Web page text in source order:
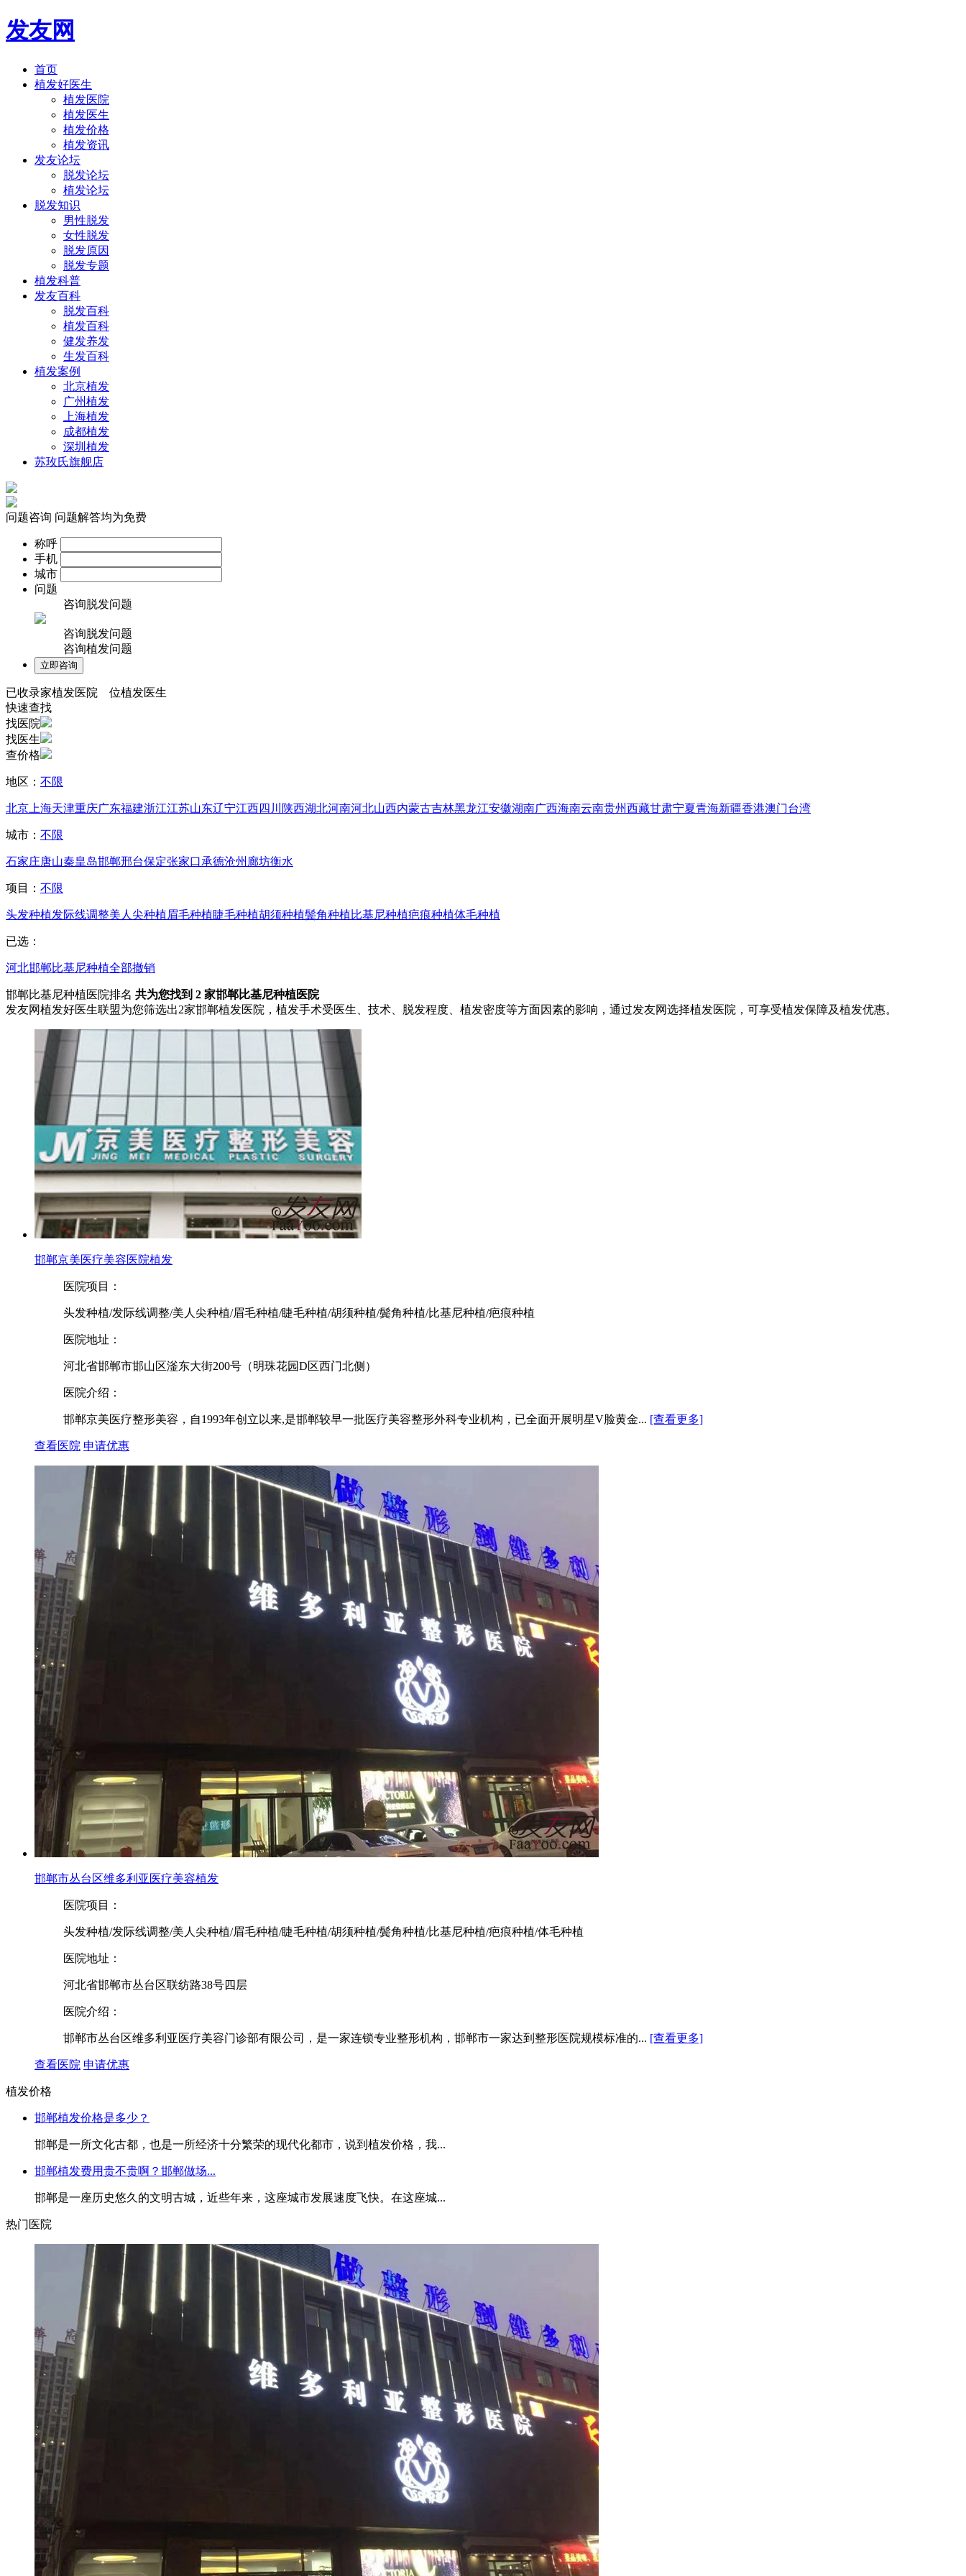
发友网
首页
植发好医生
植发医院
植发医生
植发价格
植发资讯
发友论坛
脱发论坛
植发论坛
脱发知识
男性脱发
女性脱发
脱发原因
脱发专题
植发科普
发友百科
脱发百科
植发百科
健发养发
生发百科
植发案例
北京植发
广州植发
上海植发
成都植发
深圳植发
苏玫氏旗舰店
问题咨询 问题解答均为免费
称呼
手机
城市
问题
咨询脱发问题
咨询脱发问题
咨询植发问题
已收录家植发医院 位植发医生
快速查找
找医院
找医生
查价格
地区： 不限
北京 上海天津重庆广东福建浙江江苏山东辽宁江西四川 陕西湖北河南河北山西内蒙古吉林黑龙江安徽湖南广西海南云南贵州西藏甘肃宁夏青海新疆香港澳门台湾
城市： 不限
石家庄唐山秦皇岛邯郸邢台保定张家口承德沧州 廊坊衡水
项目： 不限
头发种植发际线调整美人尖种植眉毛种植睫毛种植胡须种植鬓角种植比基尼种植疤痕种植体毛种植
已选：
河北邯郸比基尼种植全部撤销
邯郸比基尼种植医院排名 共为您找到 2 家邯郸比基尼种植医院
发友网植发好医生联盟为您筛选出2家邯郸植发医院，植发手术受医生、技术、脱发程度、植发密度等方面因素的影响，通过发友网选择植发医院，可享受植发保障及植发优惠。
邯郸京美医疗美容医院植发
医院项目：
头发种植/发际线调整/美人尖种植/眉毛种植/睫毛种植/胡须种植/鬓角种植/比基尼种植/疤痕种植
医院地址：
河北省邯郸市邯山区滏东大街200号（明珠花园D区西门北侧）
医院介绍：
邯郸京美医疗整形美容，自1993年创立以来,是邯郸较早一批医疗美容整形外科专业机构，已全面开展明星V脸黄金... [查看更多]
查看医院 申请优惠
邯郸市丛台区维多利亚医疗美容植发
医院项目：
头发种植/发际线调整/美人尖种植/眉毛种植/睫毛种植/胡须种植/鬓角种植/比基尼种植/疤痕种植/体毛种植
医院地址：
河北省邯郸市丛台区联纺路38号四层
医院介绍：
邯郸市丛台区维多利亚医疗美容门诊部有限公司，是一家连锁专业整形机构，邯郸市一家达到整形医院规模标准的... [查看更多]
查看医院 申请优惠
植发价格
邯郸植发价格是多少？
邯郸是一所文化古都，也是一所经济十分繁荣的现代化都市，说到植发价格，我...
邯郸植发费用贵不贵啊？邯郸做场...
邯郸是一座历史悠久的文明古城，近些年来，这座城市发展速度飞快。在这座城...
热门医院